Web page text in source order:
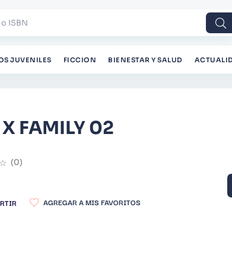
JUVENILES FICCION BIENESTAR Y SALUD
X FAMILY 02
☆ (0)